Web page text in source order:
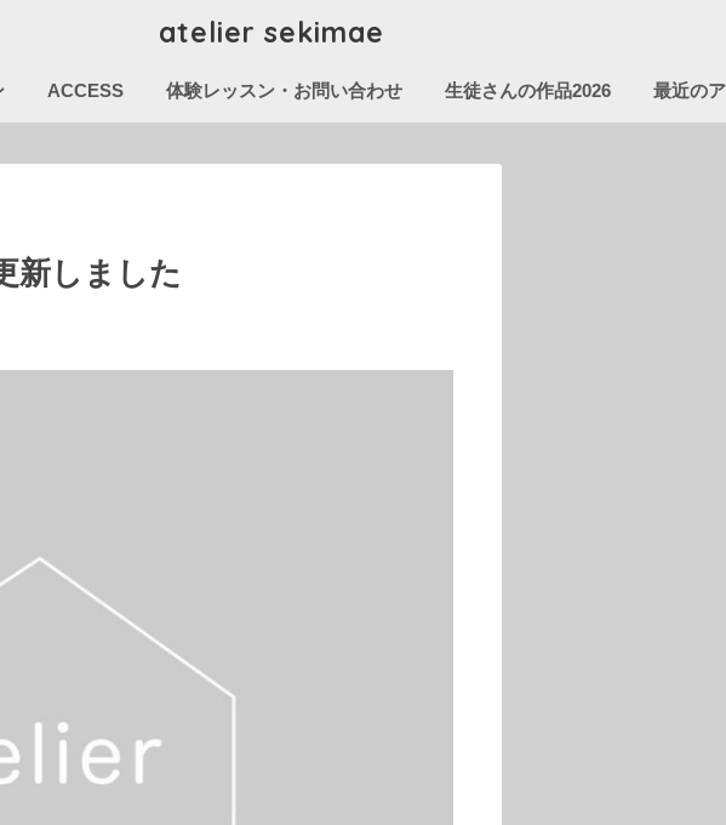
atelier sekimae
ACCESS 体験レッスン・お問い合わせ 生徒さんの作品2026 最近の
新しました